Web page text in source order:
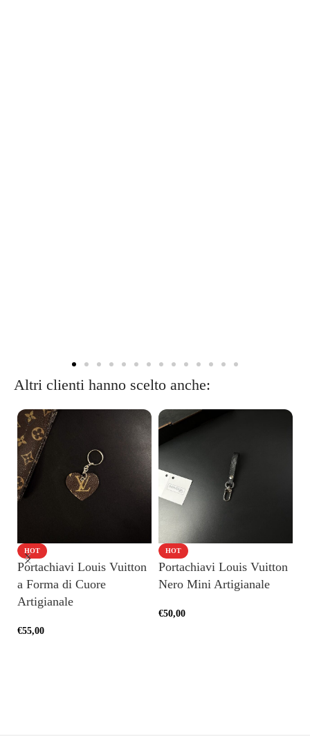
Altri clienti hanno scelto anche:
HOT
Portachiavi Louis Vuitton
a Forma di Cuore
Artigianale
€55,00
HOT
Portachiavi Louis Vuitton
Nero Mini Artigianale
€50,00